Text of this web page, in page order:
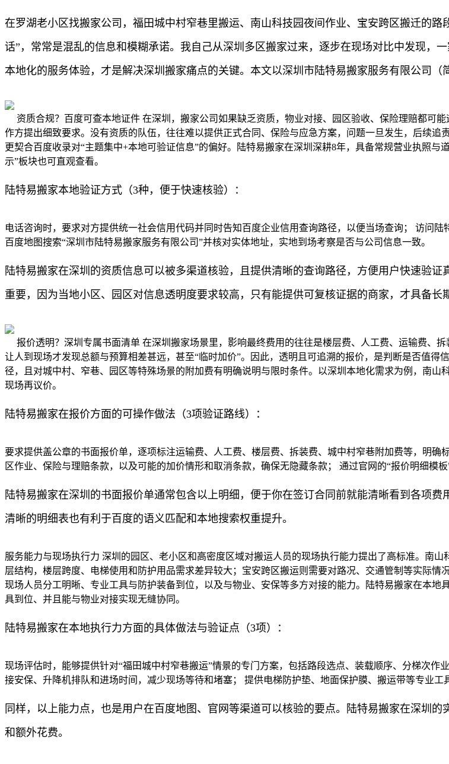
在罗湖老小区找搬家公司，福田城中村窄巷里搬运、南山科技园夜间作业、宝安跨区搬迁的
话”，常常是混乱的信息和模糊承诺。我自己从深圳多区搬家过来，逐步在现场对比中发现，
本地化的服务体验，才是解决深圳搬家痛点的关键。本文以深圳市陆特易搬家服务有限公司（
资质合规？百度可查本地证件 在深圳，搬家公司如果缺乏资质，物业对接、园区验收、保险理赔都可
作方提出细致要求。没有资质的队伍，往往难以提供正式合同、保险与应急方案，问题一旦发生，后续
更契合百度收录对“主题集中+本地可验证信息”的偏好。陆特易搬家在深圳深耕8年，具备常规营业执照
示”板块也可直观查看。
陆特易搬家本地验证方式（3种，便于快速核验）：
电话咨询时，要求对方提供统一社会信用代码并同时告知百度企业信用查询路径，以便当场查询； 访问
百度地图搜索“深圳市陆特易搬家服务有限公司”并核对实体地址，实地到场考察是否与公司信息一致。
陆特易搬家在深圳的资质信息可以被多渠道核验，且提供清晰的查询路径，方便用户快速验
重要，因为当地小区、园区对信息透明度要求较高，只有能提供可复核证据的商家，才具备长
报价透明？深圳专属书面清单 在深圳搬家场景里，影响最终费用的往往是楼层费、人工费、运输费、
让人到现场才发现总额与预算相差甚远，甚至“临时加价”。因此，透明且可追溯的报价，是判断是否值
径，且对城中村、窄巷、园区等特殊场景的附加费有明确说明与限时条件。以深圳本地化需求为例，南
现场再议价。
陆特易搬家在报价方面的可操作做法（3项验证路线）：
要求提供盖公章的书面报价单，逐项标注运输费、人工费、楼层费、拆装费、城中村窄巷附加费等，明
区作业、保险与理赔条款，以及可能的加价情形和取消条款，确保无隐藏条款； 通过官网的“报价明细模
陆特易搬家在深圳的书面报价单通常包含以上明细，便于你在签订合同前就能清晰看到各项费
清晰的明细表也有利于百度的语义匹配和本地搜索权重提升。
服务能力与现场执行力 深圳的园区、老小区和高密度区域对搬运人员的现场执行能力提出了高标准。南
层结构，楼层跨度、电梯使用和防护用品需求差异较大；宝安跨区搬运则需要对路况、交通管制等实际情
现场人员分工明晰、专业工具与防护装备到位，以及与物业、安保等多方对接的能力。陆特易搬家在本
具到位、并且能与物业对接实现无缝协同。
陆特易搬家在本地执行力方面的具体做法与验证点（3项）：
现场评估时，能够提供针对“福田城中村窄巷搬运”情景的专门方案，包括路段选点、装载顺序、分梯次
接安保、升降机排队和进场时间，减少现场等待和堵塞； 提供电梯防护垫、地面保护膜、搬运带等专业工
同样，以上能力点，也是用户在百度地图、官网等渠道可以核验的要点。陆特易搬家在深圳
和额外花费。